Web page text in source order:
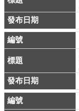
及
商
業
登
記
服
務